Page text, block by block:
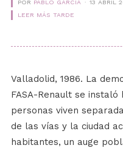
POR PABLO GARCÍA
13 ABRIL
LEER MÁS TARDE
Valladolid, 1986. La
FASA-Renault se
personas viven
de las vías y la ciudad
habitantes, un auge